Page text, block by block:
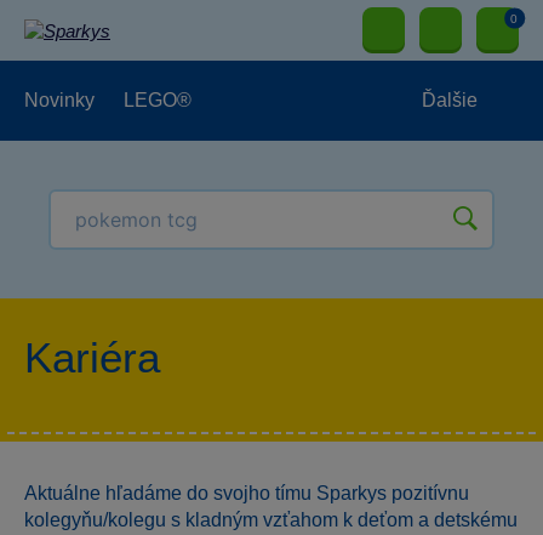
0
Novinky LEGO®
Hračky pre chlapcov
Ďalšie
Kariéra
Aktuálne hľadáme do svojho tímu Sparkys pozitívnu
kolegyňu/kolegu s kladným vzťahom k deťom a detskému